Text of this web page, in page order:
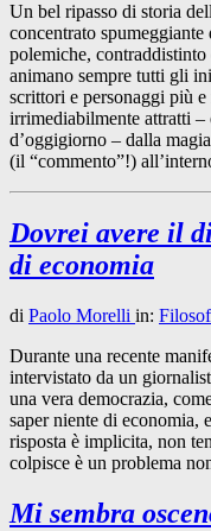
Un bel ripasso di storia
concentrato
polemiche, contraddistinto
animano sempre tutti gli
scrittori e personaggi più
irrimediabilmente attratti
d’oggigiorno – dalla
(il “commento”!)
Dovrei avere il
di economia
di Paolo Morelli in:
Durante una recente
intervistato da un
una vera democrazia,
saper niente di economia,
risposta è implicita, non
colpisce è un problema
Mi sembra